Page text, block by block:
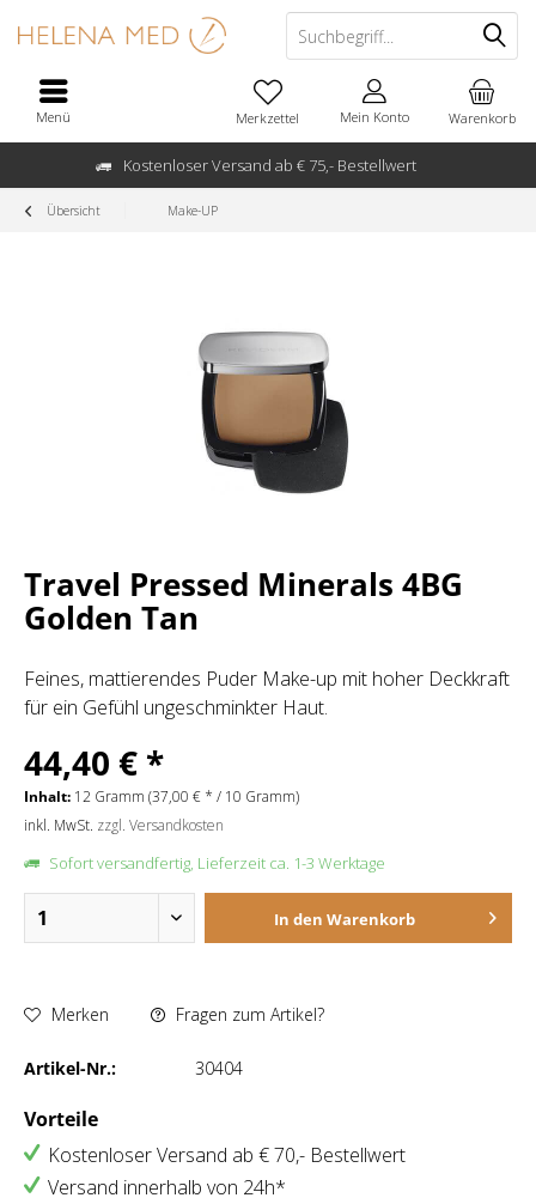
Kostenloser Versand ab € 75,- Bestellwert
Warenkorb
Merkzettel Mein Konto
Menü
Übersicht Make-UP
Travel Pressed Minerals 4BG
Golden Tan
Feines, mattierendes Puder Make-up mit hoher Deckkraft
für ein Gefühl ungeschminkter Haut.
44,40 € *
Inhalt: 12 Gramm (37,00 € * / 10 Gramm)
inkl. MwSt. zzgl. Versandkosten
Sofort versandfertig, Lieferzeit ca. 1-3 Werktage
In den Warenkorb
Merken Fragen zum Artikel?
Artikel-Nr.: 30404
Vorteile
Kostenloser Versand ab € 70,- Bestellwert
Versand innerhalb von 24h*